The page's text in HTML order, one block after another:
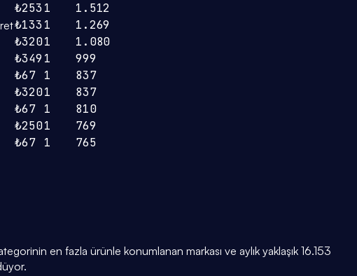
₺2531
1.512
₺1331
1.269
₺3201
1.080
₺349 1
999
₺67 1
837
₺3201
837
₺67 1
810
₺2501
769
₺67 1 765
en fazla ürünle konumlanan markası ve aylık yaklaşık 16.153